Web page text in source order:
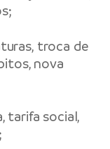
troca de
nova
tarifa social,